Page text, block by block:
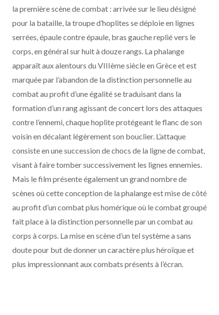
la première scène de combat : arrivée sur le lieu désigné
pour la bataille, la troupe d’hoplites se déploie en lignes
serrées, épaule contre épaule, bras gauche replié vers le
corps, en général sur huit à douze rangs. La phalange
apparaît aux alentours du VIIIème siècle en Grèce et est
marquée par l’abandon de la distinction personnelle au
combat au profit d’une égalité se traduisant dans la
formation d’un rang agissant de concert lors des attaques
contre l’ennemi, chaque hoplite protégeant le flanc de son
voisin en décalant légèrement son bouclier. L’attaque
consiste en une succession de chocs de la ligne de combat,
visant à faire tomber successivement les lignes ennemies.
Mais le film présente également un grand nombre de
scènes où cette conception de la phalange est mise de côté
au profit d’un combat plus homérique où le combat groupé
fait place à la distinction personnelle par un combat au
corps à corps. La mise en scène d’un tel système a sans
doute pour but de donner un caractère plus héroïque et
plus impressionnant aux combats présents à l’écran.